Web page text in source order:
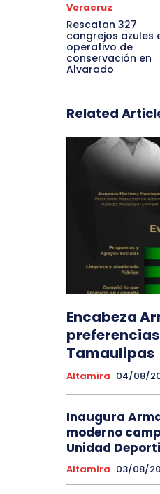
Veracruz
Rescatan 327
cangrejos azules
operativo de
conservación en
Alvarado
Related
Encabeza
Tamaulipas
Altamira 04/08/
Inaugura
moderno
Unidad
Altamira 03/08/